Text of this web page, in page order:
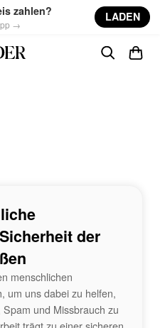
zahlen?
→
LADEN
der
menschlichen
um uns dabei zu helfen,
und Missbrauch zu